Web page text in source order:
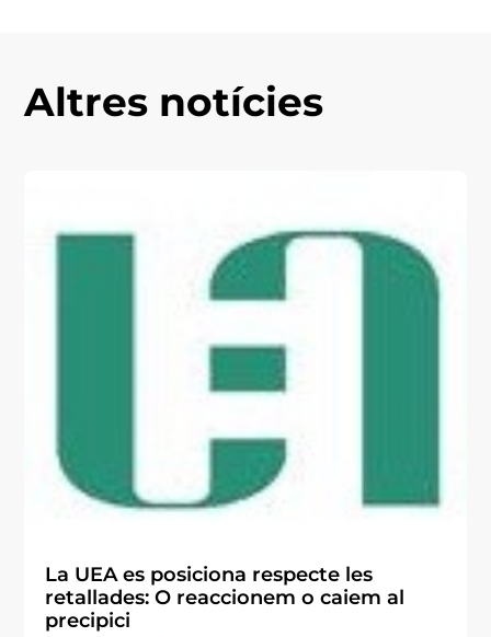
Altres notícies
La UEA es posiciona respecte les
retallades: O reaccionem o caiem al
precipici